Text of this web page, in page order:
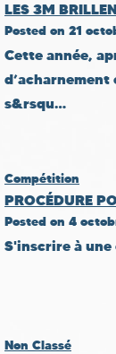
LES 3M
Posted on 21
Cette année,
s&rsqu…
Compétition
PROCÉDURE
Posted on 4
S'inscrire à
Non Classé